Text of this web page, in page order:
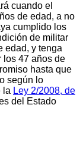
cuando el
de edad, a no
cumplido los
de militar
edad, y tenga
los 47 años de
hasta que
según lo
la Ley 2/2008, de
del Estado